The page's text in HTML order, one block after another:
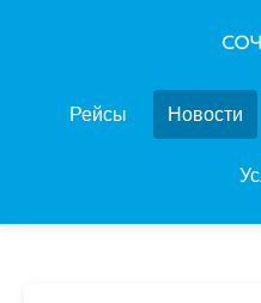
Рейсы Новости